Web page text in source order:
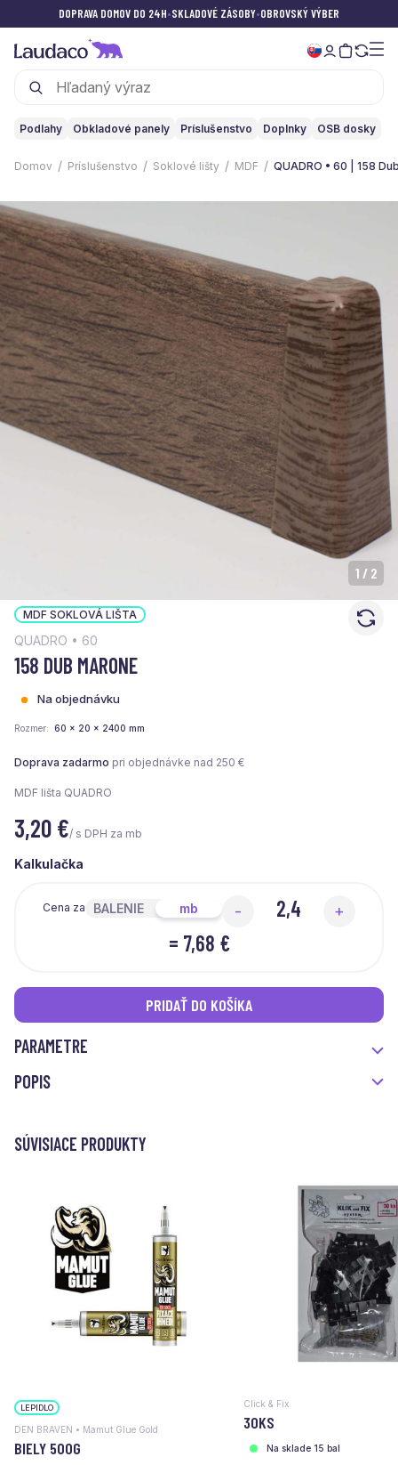
DOPRAVA DOMOV DO 24H•SKLADOVÉ ZÁSOBY•OBROVSKÝ VÝBER
Podlahy Obkladové panely Príslušenstvo Doplnky OSB dosky
Domov Príslušenstvo Soklové lišty MDF QUADRO • 60 | 158
1 / 2
MDF SOKLOVÁ LIŠTA
QUADRO • 60
158 DUB MARONE
Na objednávku
Rozmer 60 x 20 x 2400 mm
Doprava zadarmo pri objednávke nad 250 €
MDF lišta QUADRO
3,20 €/ s DPH za mb
Kalkulačka
Cena za BALENIE mb - +
= 7,68 €
PRIDAŤ DO KOŠÍKA
PARAMETRE
POPIS
SÚVISIACE PRODUKTY
LEPIDLO
DEN BRAVEN • Mamut Glue Gold
BIELY 500G
Click & Fix
30KS
Na sklade 15 bal